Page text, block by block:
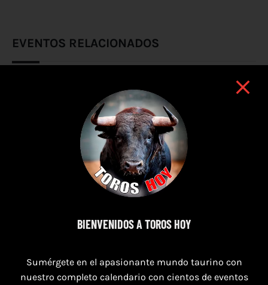
EVENTOS RELACIONADOS
BIENVENIDOS A TOROS HOY
Sumérgete en el apasionante mundo taurino con
nuestro completo calendario con cientos de eventos